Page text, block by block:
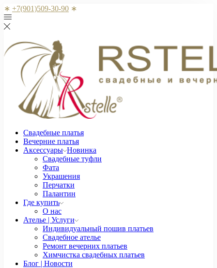
∗ +7(901)509-30-90 ∗
Свадебные платья
Вечерние платья
Аксессуары Новинка
Свадебные туфли
Фата
Украшения
Перчатки
Палантин
Где купить
О нас
Ателье | Услуги
Индивидуальный пошив платьев
Свадебное ателье
Ремонт вечерних платьев
Химчистка свадебных платьев
Блог | Новости